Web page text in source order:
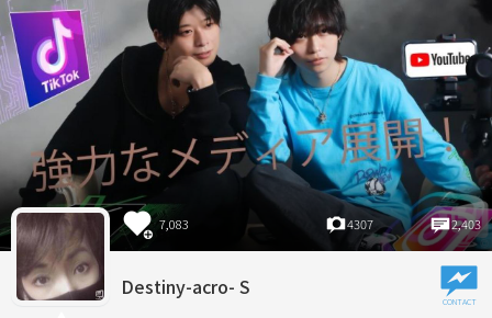
7,083 4307 2,403
Destiny-acro- S